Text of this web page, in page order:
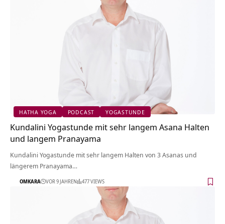
HATHA YOGA PODCAST YOGASTUNDE
Kundalini Yogastunde mit sehr langem Asana Halten
und langem Pranayama
Kundalini Yogastunde mit sehr langem Halten von 3 Asanas und
längerem Pranayama…
OMKARA VOR 9 JAHREN 477 VIEWS